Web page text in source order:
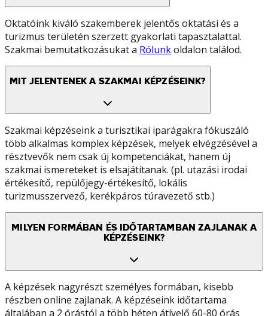
Oktatóink kiváló szakemberek jelentős oktatási és a
turizmus területén szerzett gyakorlati tapasztalattal.
Szakmai bemutatkozásukat a Rólunkoldalon találod.
MIT JELENTENEK A SZAKMAI KÉPZÉSEINK?
Szakmai képzéseink a turisztikai iparágakra fókuszáló
több alkalmas komplex képzések, melyek elvégzésével a
résztvevők nem csak új kompetenciákat, hanem új
szakmai ismereteket is elsajátítanak. (pl. utazási irodai
értékesítő, repülőjegy-értékesítő, lokális
turizmusszervező, kerékpáros túravezető stb.)
MILYEN FORMÁBAN ÉS IDŐTARTAMBAN ZAJLANAK A
KÉPZÉSEINK?
A képzések nagyrészt személyes formában, kisebb
részben online zajlanak. A képzéseink időtartama
általában a 2 órástól a több héten átívelő 60-80 órás